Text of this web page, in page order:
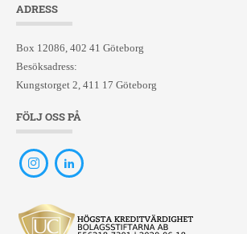
ADRESS
Box 12086, 402 41 Göteborg
Besöksadress:
Kungstorget 2, 411 17 Göteborg
FÖLJ OSS PÅ